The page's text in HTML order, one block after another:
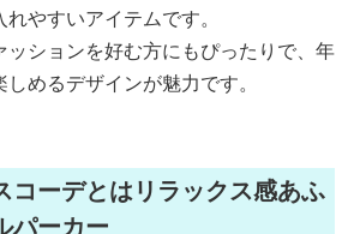
やすいアイテムです。
ッションを好む方にもぴったりで、年
めるデザインが魅力です。
コーデとはリラックス感あふ
パーカー